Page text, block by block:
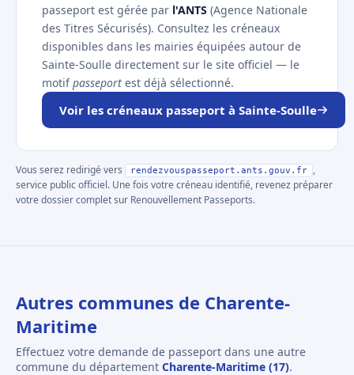
passeport est gérée par l'ANTS (Agence Nationale
des Titres Sécurisés). Consultez les créneaux
disponibles dans les mairies équipées autour de
Sainte-Soulle directement sur le site officiel — le
motifpasseport est déjà sélectionné.
Voir les créneaux passeport à Sainte-Soulle
Vous serez redirigé vers rendezvouspasseport.ants.gouv.fr
,
service public officiel. Une fois votre créneau identifié, revenez préparer
votre dossier complet sur Renouvellement Passeports.
Autres communes de Charente-
Maritime
Effectuez votre demande de passeport dans une autre
commune du département Charente-Maritime (17).